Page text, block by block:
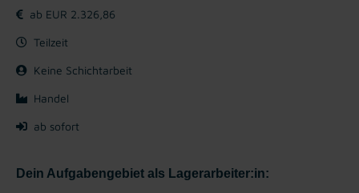
ab EUR 2.326,86
Teilzeit
Keine Schichtarbeit
Handel
ab sofort
Dein Aufgabengebiet als Lagerarbeiter:in: